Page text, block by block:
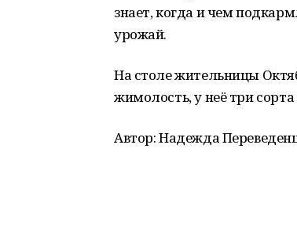
знает, когда и чем
урожай.
На столе жительницы
жимолость, у неё три
Автор: Надежда